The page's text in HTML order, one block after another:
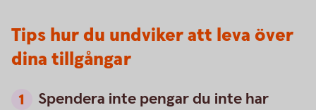
Tips hur du undviker att leva över
dina tillgångar
Spendera inte pengar du inte har